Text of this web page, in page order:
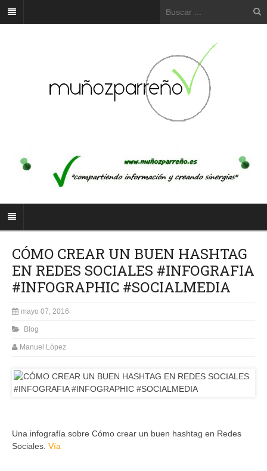
CÓMO CREAR UN BUEN HASHTAG
EN REDES SOCIALES #INFOGRAFIA
#INFOGRAPHIC #SOCIALMEDIA
mayo 07, 2016
Blog
Manuel López
Una infografía sobre Cómo crear un buen hashtag en Redes
Sociales. Vía